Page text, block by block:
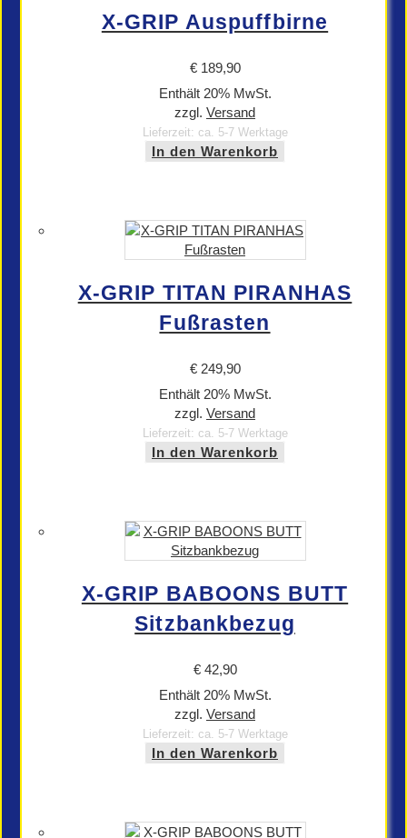
X-GRIP Auspuffbirne
€189,90
Enthält 20% MwSt.
zzgl. Versand
Lieferzeit: ca. 5-7 Werktage
In den Warenkorb
X-GRIP TITAN PIRANHAS
Fußrasten
€249,90
Enthält 20% MwSt.
zzgl. Versand
Lieferzeit: ca. 5-7 Werktage
In den Warenkorb
X-GRIP BABOONS BUTT
Sitzbankbezug
€42,90
Enthält 20% MwSt.
zzgl. Versand
Lieferzeit: ca. 5-7 Werktage
In den Warenkorb